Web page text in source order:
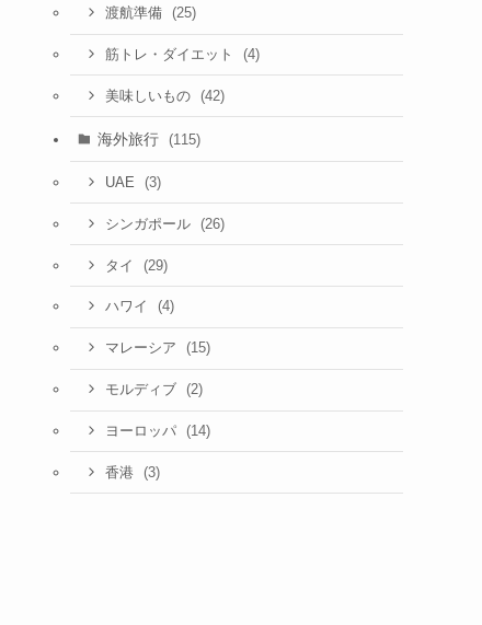
渡航準備 (25)
筋トレ・ダイエット (4)
美味しいもの (42)
海外旅行 (115)
UAE (3)
シンガポール (26)
タイ (29)
ハワイ (4)
マレーシア (15)
モルディブ (2)
ヨーロッパ (14)
香港 (3)